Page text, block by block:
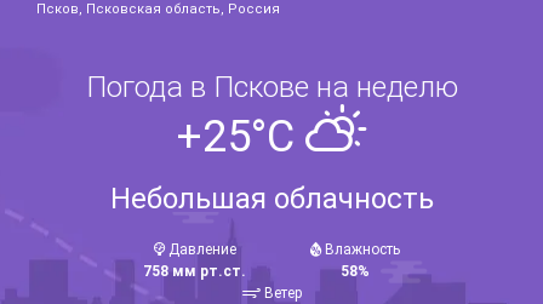
Псков, Псковская область, Россия
Погода в Пскове на неделю
+25°C
Небольшая облачность
Давление
758 мм рт.ст.
Влажность
58%
Ветер